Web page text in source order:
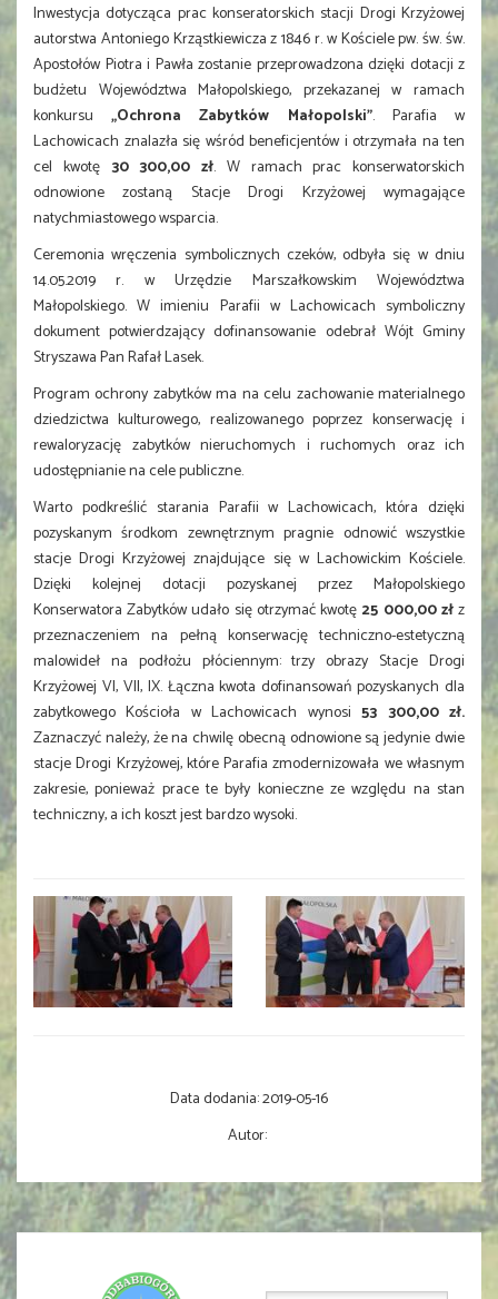
Inwestycja dotycząca prac konseratorskich stacji Drogi Krzyżowej
autorstwa Antoniego Krząstkiewicza z 1846 r. w Kościele pw. św. św.
Apostołów Piotra i Pawła zostanie przeprowadzona dzięki dotacji z
budżetu Województwa Małopolskiego, przekazanej w ramach
konkursu„Ochrona Zabytków Małopolski”. Parafia w
Lachowicach znalazła się wśród beneficjentów i otrzymała na ten
cel kwotę 30 300,00 zł. W ramach prac konserwatorskich
odnowione zostaną Stacje Drogi Krzyżowej wymagające
natychmiastowego wsparcia.
Ceremonia wręczenia symbolicznych czeków, odbyła się w dniu
14.05.2019 r. w Urzędzie Marszałkowskim Województwa
Małopolskiego. W imieniu Parafii w Lachowicach symboliczny
dokument potwierdzający dofinansowanie odebrał Wójt Gminy
Stryszawa Pan Rafał Lasek.
Program ochrony zabytków ma na celu zachowanie materialnego
dziedzictwa kulturowego, realizowanego poprzez konserwację i
rewaloryzację zabytków nieruchomych i ruchomych oraz ich
udostępnianie na cele publiczne.
Warto podkreślić starania Parafii w Lachowicach, która dzięki
pozyskanym środkom zewnętrznym pragnie odnowić wszystkie
stacje Drogi Krzyżowej znajdujące się w Lachowickim Kościele.
Dzięki kolejnej dotacji pozyskanej przez Małopolskiego
Konserwatora Zabytków udało się otrzymać kwotę 25 000,00 złz
przeznaczeniem na pełną konserwację techniczno-estetyczną
malowideł na podłożu płóciennym: trzy obrazy Stacje Drogi
Krzyżowej VI, VII, IX. Łączna kwota dofinansowań pozyskanych dla
zabytkowego Kościoła w Lachowicach wynosi53 300,00 zł.
Zaznaczyć należy, że na chwilę obecną odnowione są jedynie dwie
stacje Drogi Krzyżowej, które Parafia zmodernizowała we własnym
zakresie, ponieważ prace te były konieczne ze względu na stan
techniczny, a ich koszt jest bardzo wysoki.
Data dodania:2019-05-16
Autor: